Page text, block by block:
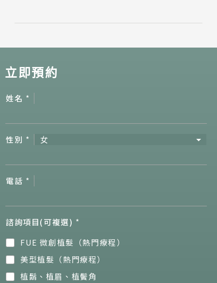
立即預約
姓名 *
性別 *
電話 *
諮詢項目(可複選) *
FUE 微創植髮（熱門療程）
美型植髮（熱門療程）
植鬍、植眉、植鬢角